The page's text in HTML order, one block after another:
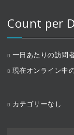
Count per
一日あたりの訪問
現在オンライン中
カテゴリーなし